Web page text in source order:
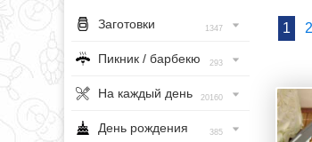
Заготовки 1347
Пикник / барбекю 293
На каждый день 20160
День рождения 385
1 2